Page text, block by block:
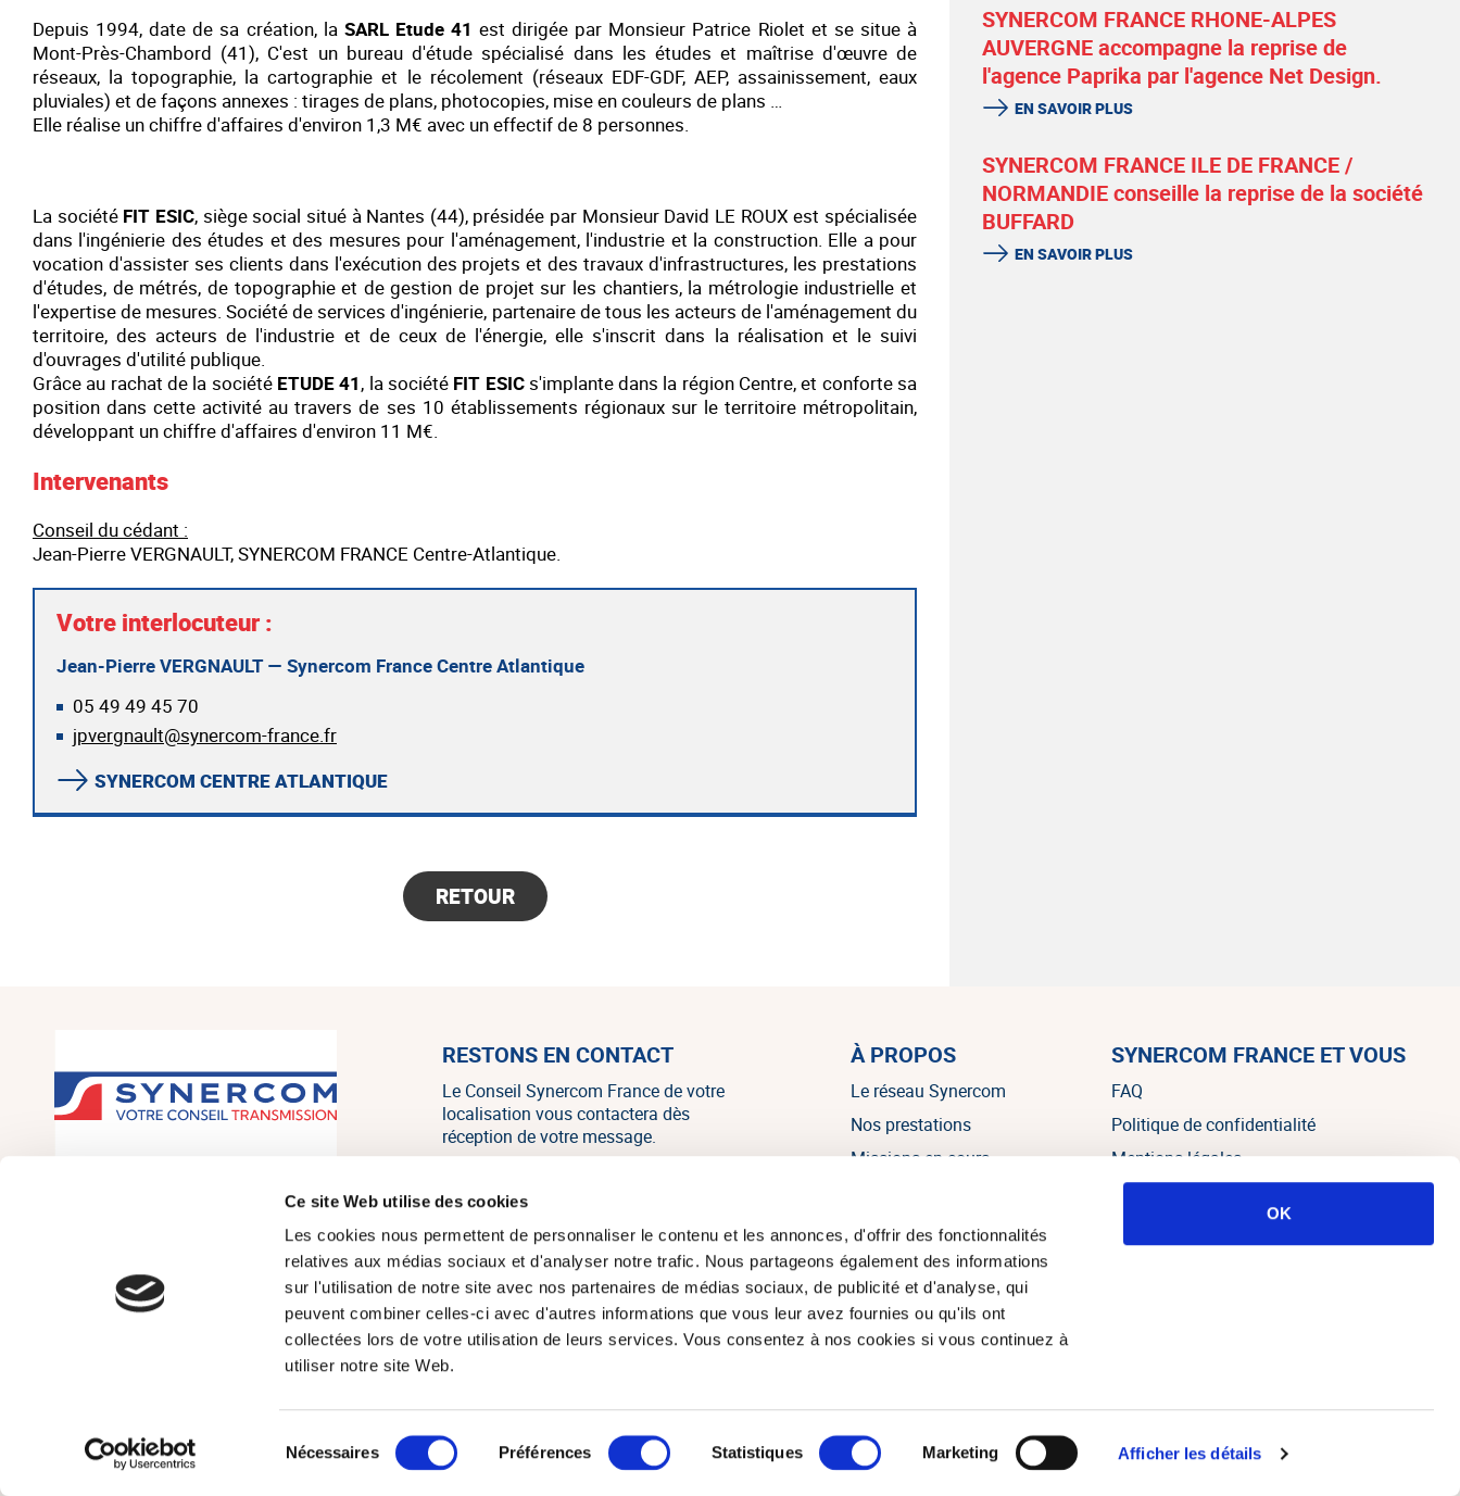
Ce site Web utilise des cookies
Les cookies nous permettent de personnaliser le contenu et les annonces, d'offrir des fonctionnalités
relatives aux médias sociaux et d'analyser notre trafic. Nous partageons également des informations
sur l'utilisation de notre site avec nos partenaires de médias sociaux, de publicité et d'analyse, qui
peuvent combiner celles-ci avec d'autres informations que vous leur avez fournies ou qu'ils ont
collectées lors de votre utilisation de leurs services. Vous consentez à nos cookies si vous continuez à
utiliser notre site Web.
du
Nécessaires Préférences Statistiques Marketing Afficher les détails
OK
Depuis 1994, date de sa création, la SARL Etude 41 est dirigée par Monsieur Patrice Riolet et se situe à
Mont-Près-Chambord (41), C'est un bureau d'étude spécialisé dans les études et maîtrise d'œuvre de
réseaux, la topographie, la cartographie et le récolement (réseaux EDF-GDF, AEP, assainissement, eaux
pluviales) et de façons annexes : tirages de plans, photocopies, mise en couleurs de plans …
Elle réalise un chiffre d'affaires d'environ 1,3 M€ avec un effectif de 8 personnes.
La société FIT ESIC, siège social situé à Nantes (44), présidée par Monsieur David LE ROUX est spécialisée
dans l'ingénierie des études et des mesures pour l'aménagement, l'industrie et la construction. Elle a pour
vocation d'assister ses clients dans l'exécution des projets et des travaux d'infrastructures, les prestations
d'études, de métrés, de topographie et de gestion de projet sur les chantiers, la métrologie industrielle et
l'expertise de mesures. Société de services d'ingénierie, partenaire de tous les acteurs de l'aménagement du
territoire, des acteurs de l'industrie et de ceux de l'énergie, elle s'inscrit dans la réalisation et le suivi
d'ouvrages d'utilité publique.
Grâce au rachat de la société ETUDE 41, la société FIT ESICs'implante dans la région Centre, et conforte sa
position dans cette activité au travers de ses 10 établissements régionaux sur le territoire métropolitain,
développant un chiffre d'affaires d'environ 11 M€.
Intervenants
Conseil du cédant :
Jean-Pierre VERGNAULT, SYNERCOM FRANCE Centre-Atlantique.
Votre interlocuteur :
Jean-Pierre VERGNAULT — Synercom France Centre Atlantique
05 49 49 45 70
jpvergnault@synercom-france.fr
SYNERCOM CENTRE ATLANTIQUE
RETOUR
SYNERCOM FRANCE RHONE-ALPES
AUVERGNE accompagne la reprise de
l'agence Paprika par l'agence Net Design.
EN SAVOIR PLUS
SYNERCOM FRANCE ILE DE FRANCE /
NORMANDIE conseille la reprise de la société
BUFFARD
EN SAVOIR PLUS
SYNERCOM France est un réseau
transmission, cession et acquisition
associés, consultants et salariés sur
tout le territoire, et un des leaders
français indépendants sur le marché
RESTONS EN CONTACT
Le Conseil Synercom France de votre
localisation vous contactera dès
réception de votre message.
NOUS CONTACTER
À PROPOS
Le réseau Synercom
Nos prestations
Missions en cours
Nos témoignages
Nos actualités
SYNERCOM FRANCE ET VOUS
FAQ
Politique de confidentialité
Mentions légales
© Réseau Synercom France 2026. Tous droits réservés. Réalisation du site : Agence web Alteo Paris